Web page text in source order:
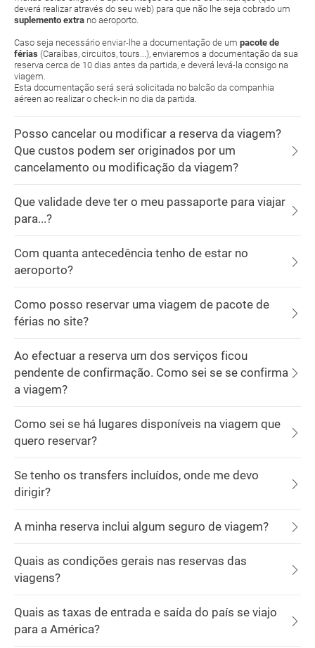
deverá realizar através do seu web) para que não lhe seja cobrado um
suplemento extra no aeroporto.
Caso seja necessário enviar-lhe a documentação de um pacote de
férias (Caraíbas, circuitos, tours...), enviaremos a documentação da sua
reserva cerca de 10 dias antes da partida, e deverá levá-la consigo na
viagem.
Esta documentação será será solicitada no balcão da companhia
aéreen ao realizar o check-in no dia da partida.
Posso cancelar ou modificar a reserva da viagem?
Que custos podem ser originados por um
cancelamento ou modificação da viagem?
Que validade deve ter o meu passaporte para viajar
para...?
Com quanta antecedência tenho de estar no
aeroporto?
Como posso reservar uma viagem de pacote de
férias no site?
Ao efectuar a reserva um dos serviços ficou
pendente de confirmação. Como sei se se confirma
a viagem?
Como sei se há lugares disponíveis na viagem que
quero reservar?
Se tenho os transfers incluídos, onde me devo
dirigir?
A minha reserva inclui algum seguro de viagem?
Quais as condições gerais nas reservas das
viagens?
Quais as taxas de entrada e saída do país se viajo
para a América?